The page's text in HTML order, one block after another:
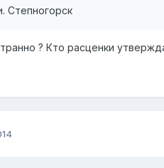
Степногорск
? Кто расценки